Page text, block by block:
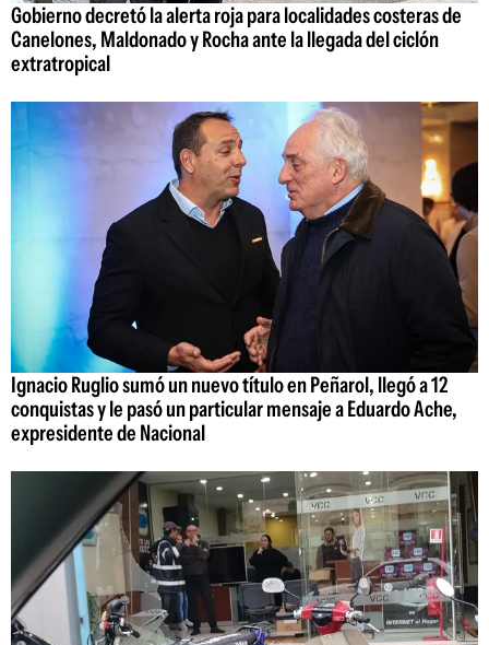
Gobierno decretó la alerta roja para localidades costeras de
Canelones, Maldonado y Rocha ante la llegada del ciclón
extratropical
Ignacio Ruglio sumó un nuevo título en Peñarol, llegó a 12
conquistas y le pasó un particular mensaje a Eduardo Ache,
expresidente de Nacional